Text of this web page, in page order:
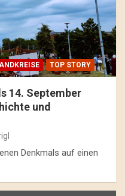
TOP STORY
14. September
und
Denkmals auf einen